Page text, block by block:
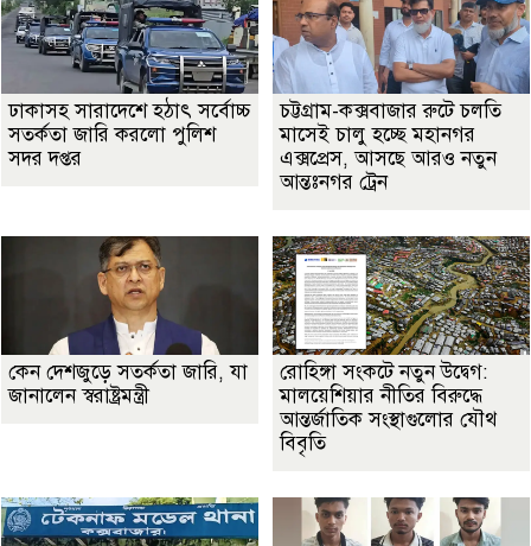
ঢাকাসহ সারাদেশে হঠাৎ সর্বোচ্চ
সতর্কতা জা‌রি করলো পুলিশ
সদর দপ্তর
চট্টগ্রাম-কক্সবাজার রুটে চলতি
মাসেই চালু হচ্ছে মহানগর
এক্সপ্রেস, আসছে আরও নতুন
আন্তঃনগর ট্রেন
কেন দেশজুড়ে সতর্কতা জারি, যা
জানালেন স্বরাষ্ট্রমন্ত্রী
রোহিঙ্গা সংকটে নতুন উদ্বেগ:
মালয়েশিয়ার নীতির বিরুদ্ধে
আন্তর্জাতিক সংস্থাগুলোর যৌথ
বিবৃতি